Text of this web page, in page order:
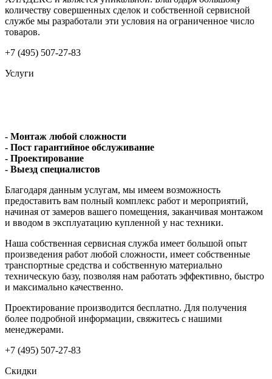
количеству совершенных сделок и собственной сервисной
службе мы разработали эти условия на ограниченное число
товаров.
+7 (495) 507-27-83
Услуги
- Монтаж любой сложности
- Пост гарантийное обслуживание
- Проектирование
- Выезд специалистов
Благодаря данным услугам, мы имеем возможность
предоставить вам полный комплекс работ и мероприятий,
начиная от замеров вашего помещения, заканчивая монтажом
и вводом в эксплуатацию купленной у нас техники.
Наша собственная сервисная служба имеет большой опыт
произведения работ любой сложности, имеет собственные
транспортные средства и собственную материально
техническую базу, позволяя нам работать эффективно, быстро
и максимально качественно.
Проектирование производится бесплатно. Для получения
более подробной информации, свяжитесь с нашими
менеджерами.
+7 (495) 507-27-83
Скидки